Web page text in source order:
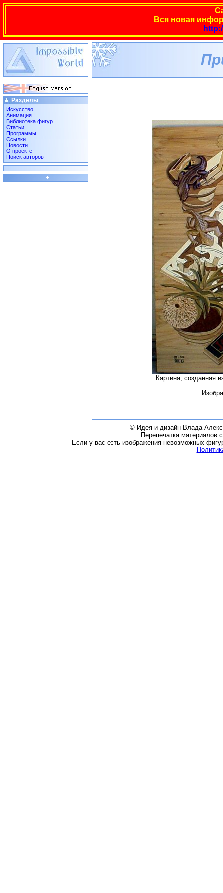
Вся новая
Разделы
Искусство
Анимация
Библиотека фигур
Статьи
Программы
Ссылки
Новости
О проекте
Поиск авторов
Картина, созданная
© Идея и дизайн Влада
Перепечатка материалов
Если у вас есть изображения невозможных